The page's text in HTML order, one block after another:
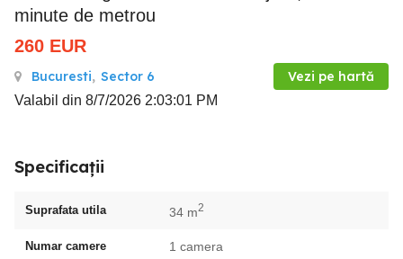
minute de metrou
260 EUR
Bucuresti, Sector 6 Vezi pe hartă
Valabil din 8/7/2026 2:03:01 PM
Specificații
Suprafata utila 34 m2
Numar camere 1 camera